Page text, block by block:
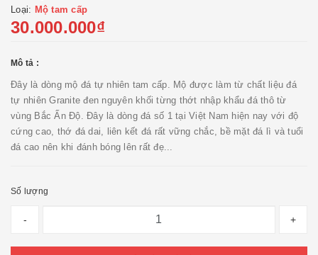
Loại: Mộ tam cấp
30.000.000₫
Mô tả :
Đây là dòng mộ đá tự nhiên tam cấp. Mộ được làm từ chất liệu đá
tự nhiên Granite đen nguyên khối từng thớt nhập khẩu đá thô từ
vùng Bắc Ấn Độ. Đây là dòng đá số 1 tại Việt Nam hiện nay với độ
cứng cao, thớ đá dai, liên kết đá rất vững chắc, bề mặt đá lì và tuổi
đá cao nên khi đánh bóng lên rất đẹ...
Số lượng
- +